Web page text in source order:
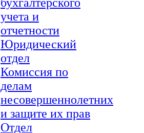
учета и
отчетности
Юридический
отдел
Комиссия по
делам
несовершеннолетних
и защите их прав
Отдел